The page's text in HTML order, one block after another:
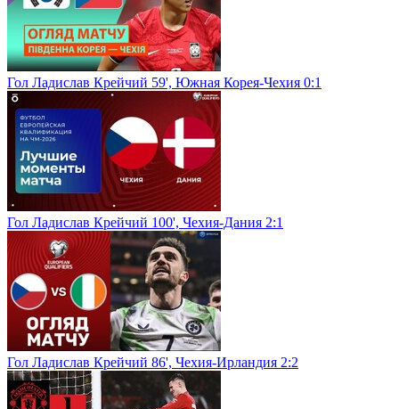
Гол Ладислав Крейчий 59', Южная Корея-Чехия 0:1
Гол Ладислав Крейчий 100', Чехия-Дания 2:1
Гол Ладислав Крейчий 86', Чехия-Ирландия 2:2